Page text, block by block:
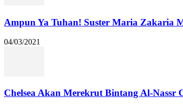
Ampun Ya Tuhan! Suster Maria Zakaria
04/03/2021
Chelsea Akan Merekrut Bintang Al-Nassr